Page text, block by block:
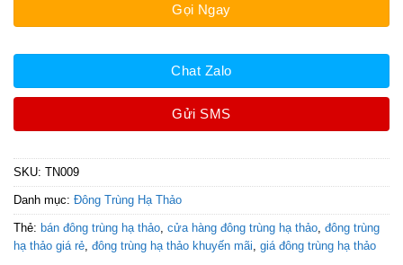
Gọi Ngay
Chat Zalo
Gửi SMS
SKU: TN009
Danh mục: Đông Trùng Hạ Thảo
Thẻ: bán đông trùng hạ thảo cửa hàng đông trùng hạ thảo đông trùng
hạ thảo giá rẻ đông trùng hạ thảo khuyến mãi giá đông trùng hạ thảo